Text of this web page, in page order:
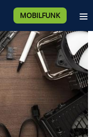
MOBILFUNK